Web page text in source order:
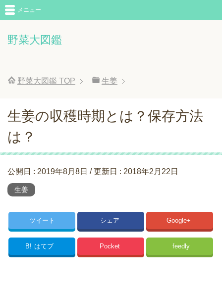
野菜大図鑑
メニュー
野菜大図鑑 TOP 生姜
生姜の収穫時期とは？保存方法
は？
公開日 : 2019年8月8日 / 更新日 : 2018年2月22日
生姜
ツイート シェア Google+
B! はてブ Pocket feedly